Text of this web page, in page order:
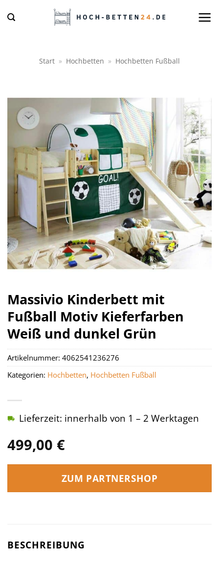
Inhalt
Start » Hochbetten » Hochbetten Fußball
Massivio Kinderbett mit
Fußball Motiv Kieferfarben
Weiß und dunkel Grün
499,00 €
Lieferzeit: innerhalb von 1 – 2 Werktagen
ZUM PARTNERSHOP
Artikelnummer: 4062541236276
Kategorien: Hochbetten, Hochbetten Fußball
BESCHREIBUNG